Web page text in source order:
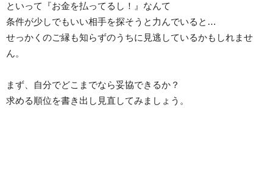
といって『お金を払ってるし！』なんて
条件が少しでもいい相手を探そうと力んでいると…
せっかくのご縁も知らずのうちに見逃しているかもしれませ
ん。
まず、自分でどこまでなら妥協できるか？
求める順位を書き出し見直してみましょう。